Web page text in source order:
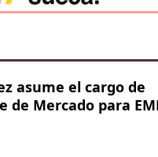
asume el cargo de
de Mercado para